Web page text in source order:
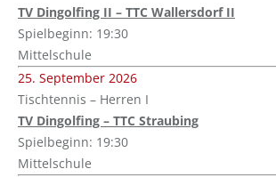
TV Dingolfing II – TTC Wallersdorf II
Spielbeginn: 19:30
Mittelschule
25. September 2026
Tischtennis – Herren I
TV Dingolfing – TTC Straubing
Spielbeginn: 19:30
Mittelschule